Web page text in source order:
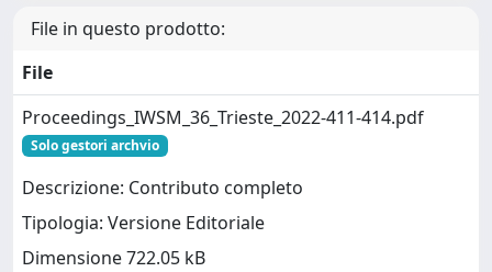
File in questo prodotto:
File
Proceedings_IWSM_36_Trieste_2022-411-414.pdf
Solo gestori archvio
Descrizione: Contributo completo
Tipologia: Versione Editoriale
Dimensione 722.05 kB